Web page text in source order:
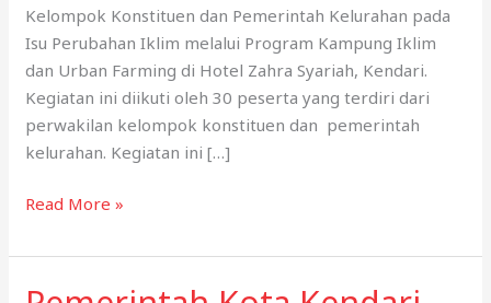
Kelompok Konstituen dan Pemerintah Kelurahan pada
Isu Perubahan Iklim melalui Program Kampung Iklim
dan Urban Farming di Hotel Zahra Syariah, Kendari.
Kegiatan ini diikuti oleh 30 peserta yang terdiri dari
perwakilan kelompok konstituen dan pemerintah
kelurahan. Kegiatan ini […]
RPS
Program
Read More »